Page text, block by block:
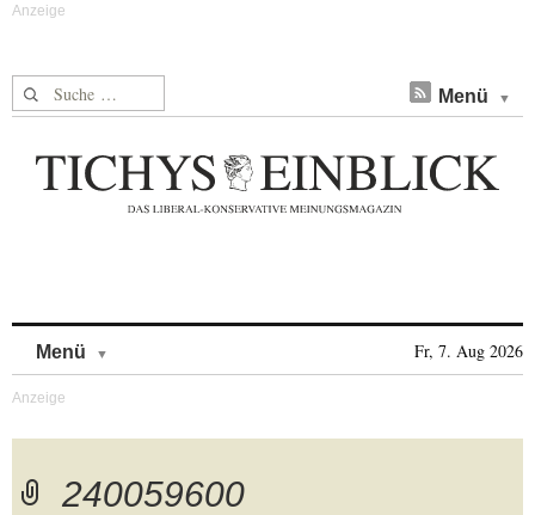
Suche nach: Menü
Menü Fr, 7. Aug 2026
240059600